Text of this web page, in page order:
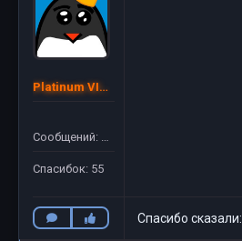
Platinum VIP ©
Сообщений: 54
Спасибок: 55
Спасибо сказали: